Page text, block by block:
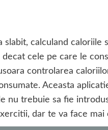
slabit, calculand
cele pe care le
controlarea
Aceasta
nu trebuie sa fie
dar te va face